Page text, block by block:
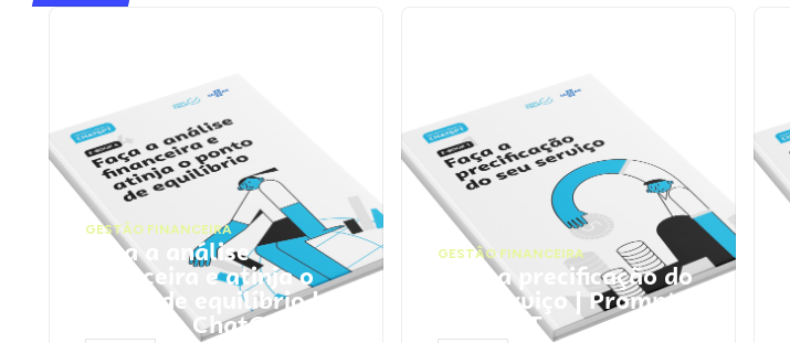
GESTÃO FINANCEIRA
Faça a análise
financeira e atinja o
ponto de equilíbrio |
Prompts ChatGPT
GESTÃO FINANCEIRA
Faça a precificação do
seu serviço | Prompts
ChatGPT